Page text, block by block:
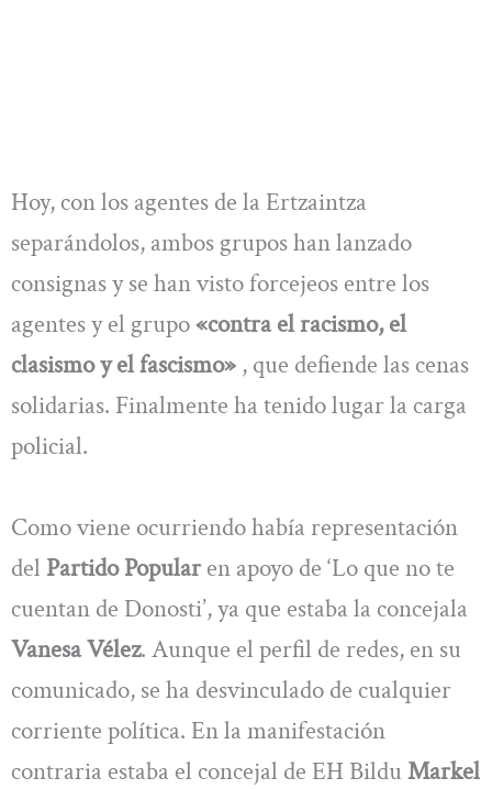
Hoy, con los agentes de la Ertzaintza
separándolos, ambos grupos han lanzado
consignas y se han visto forcejeos entre los
agentes y el grupo«contra el racismo, el
clasismo y el fascismo» , que defiende las cenas
solidarias. Finalmente ha tenido lugar la carga
policial.
Como viene ocurriendo había representación
del Partido Popular en apoyo de ‘Lo que no te
cuentan de Donosti’, ya que estaba la concejala
Vanesa Vélez. Aunque el perfil de redes, en su
comunicado, se ha desvinculado de cualquier
corriente política. En la manifestación
contraria estaba el concejal de EH Bildu Markel